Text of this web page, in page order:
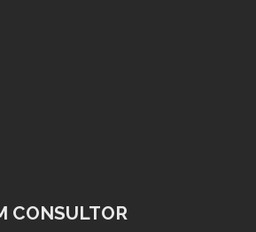
CONSULTOR